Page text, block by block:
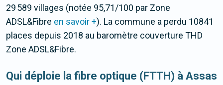
29 589 villages (notée 95,71/100 par Zone
ADSL&Fibre en savoir +). La commune a perdu 10841
places depuis 2018 au baromètre couverture THD
Zone ADSL&Fibre.
Qui déploie la fibre optique (FTTH) à Assas